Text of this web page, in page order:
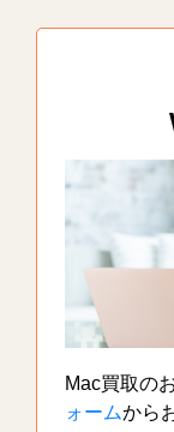
Mac買取の
ォームから